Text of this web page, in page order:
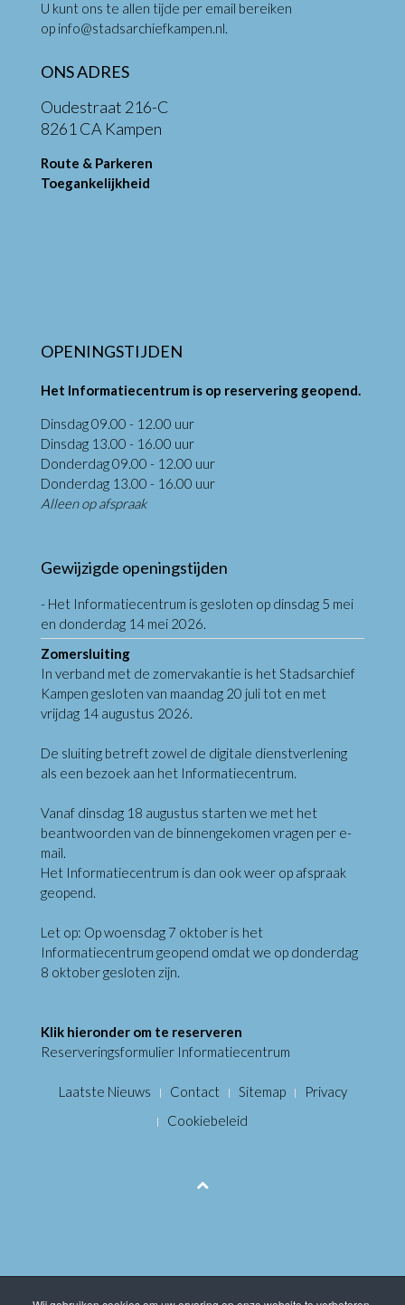
U kunt ons te allen tijde per email bereiken
op info@stadsarchiefkampen.nl
ONS ADRES
Oudestraat 216-C
8261 CA Kampen
Route & Parkeren
Toegankelijkheid
OPENINGSTIJDEN
Het Informatiecentrum is op reservering geopend.
Dinsdag 09.00 - 12.00 uur
Dinsdag 13.00 - 16.00 uur
Donderdag 09.00 - 12.00 uur
Donderdag 13.00 - 16.00 uur
Alleen op afspraak
Gewijzigde openingstijden
- Het Informatiecentrum is gesloten op dinsdag 5 mei
en donderdag 14 mei 2026.
Zomersluiting
In verband met de zomervakantie is het Stadsarchief
Kampen gesloten van maandag 20 juli tot en met
vrijdag 14 augustus 2026.
De sluiting betreft zowel de digitale dienstverlening
als een bezoek aan het Informatiecentrum.
Vanaf dinsdag 18 augustus starten we met het
beantwoorden van de binnengekomen vragen per e-
mail.
Het Informatiecentrum is dan ook weer op afspraak
geopend.
Let op: Op woensdag 7 oktober is het
Informatiecentrum geopend omdat we op donderdag
8 oktober gesloten zijn.
Klik hieronder om te reserveren
Reserveringsformulier Informatiecentrum
Laatste Nieuws Contact Sitemap
Privacy
Cookiebeleid